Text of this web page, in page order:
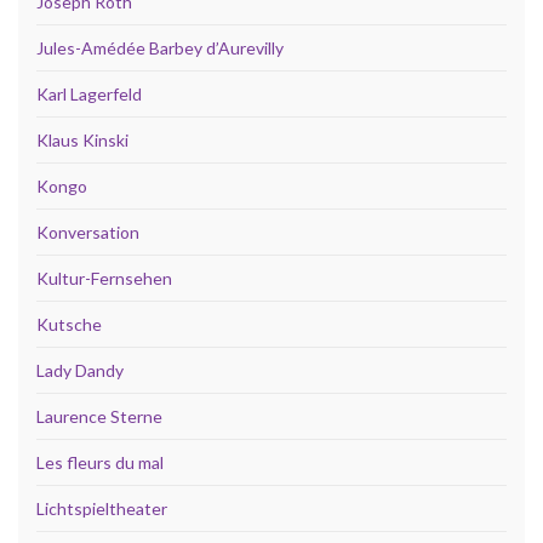
Jules-Amédée Barbey d’Aurevilly
Karl Lagerfeld
Klaus Kinski
Kongo
Konversation
Kultur-Fernsehen
Kutsche
Lady Dandy
Laurence Sterne
Les fleurs du mal
Lichtspieltheater